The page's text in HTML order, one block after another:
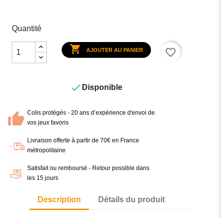
Quantité
 AJOUTER AU PANIER favorite_border
 Disponible
Colis protégés - 20 ans d’expérience d'envoi de
vos jeux favoris
Livraison offerte à partir de 70€ en France
métropolitaine
Satisfait ou remboursé - Retour possible dans
les 15 jours
Description Détails du produit